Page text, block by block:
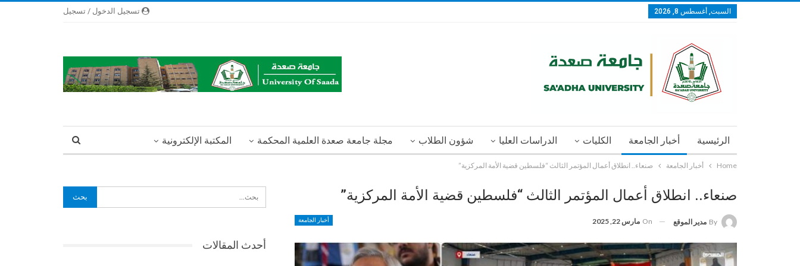
تسجيل الدخول / تسجيل السبت, أغسطس 8, 2026
الرئيسية أخبار الجامعة الكليات الدراسات العليا شؤون الطلاب مجلة جامعة صعدة العلمية المحكمة المكتبة الإلكترونية
Home أخبار الجامعة صنعاء.. انطلاق أعمال المؤتمر الثالث “فلسطين قضية الأمة المركزية”
صنعاء.. انطلاق أعمال المؤتمر الثالث “فلسطين قضية الأمة المركزية”
أخبار الجامعة By مدير الموقع On مارس 22, 2025
أحدث المقالات